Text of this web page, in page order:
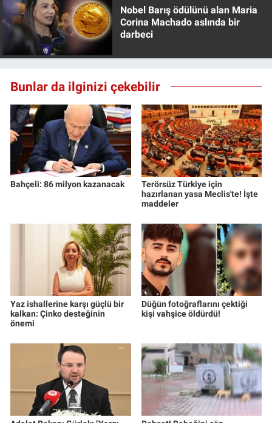
Nobel Barış ödülünü alan Maria
Corina Machado aslında bir
darbeci
Bunlar da ilginizi çekebilir
Bahçeli: 86 milyon kazanacak
Terörsüz Türkiye için
hazırlanan yasa Meclis'te! İşte
maddeler
Yaz ishallerine karşı güçlü bir
kalkan: Çinko desteğinin
önemi
Düğün fotoğraflarını çektiği
kişi vahşice öldürdü!
Spor
Teknoloji
Yerel Gündem
Yerel Yaşam
Canlı Yayın